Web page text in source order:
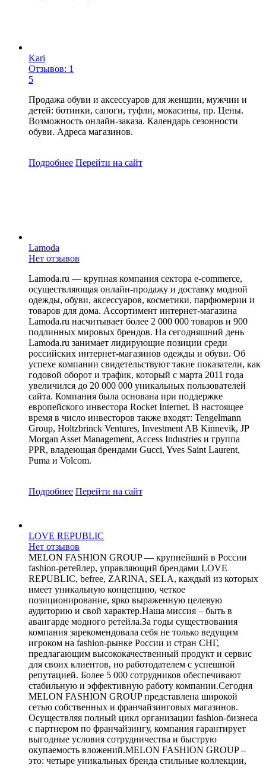
Kari
Отзывов: 1
5
Продажа обуви и аксессуаров для женщин, мужчин и
детей: ботинки, сапоги, туфли, мокасины, пр. Цены.
Возможность онлайн-заказа. Календарь сезонности
обуви. Адреса магазинов.
Подробнее Перейти на сайт
Lamoda
Нет отзывов
Lamoda.ru — крупная компания сектора e-commerce,
осуществляющая онлайн-продажу и доставку модной
одежды, обуви, аксессуаров, косметики, парфюмерии и
товаров для дома. Ассортимент интернет-магазина
Lamoda.ru насчитывает более 2 000 000 товаров и 900
подлинных мировых брендов. На сегодняшний день
Lamoda.ru занимает лидирующие позиции среди
российских интернет-магазинов одежды и обуви. Об
успехе компании свидетельствуют такие показатели, как
годовой оборот и трафик, который с марта 2011 года
увеличился до 20 000 000 уникальных пользователей
сайта. Компания была основана при поддержке
европейского инвестора Rocket Internet. В настоящее
время в число инвесторов также входят: Tengelmann
Group, Holtzbrinck Ventures, Investment AB Kinnevik, JP
Morgan Asset Management, Access Industries и группа
PPR, владеющая брендами Gucci, Yves Saint Laurent,
Puma и Volcom.
Подробнее Перейти на сайт
LOVE REPUBLIC
Нет отзывов
MELON FASHION GROUP — крупнейший в России
fashion-ретейлер, управляющий брендами LOVE
REPUBLIC, befree, ZARINA, SELA, каждый из которых
имеет уникальную концепцию, четкое
позиционирование, ярко выраженную целевую
аудиторию и свой характер.Наша миссия – быть в
авангарде модного ретейла.За годы существования
компания зарекомендовала себя не только ведущим
игроком на fashion-рынке России и стран СНГ,
предлагающим высококачественный продукт и сервис
для своих клиентов, но работодателем с успешной
репутацией. Более 5 000 сотрудников обеспечивают
стабильную и эффективную работу компании.Сегодня
MELON FASHION GROUP представлена широкой
сетью собственных и франчайзинговых магазинов.
Осуществляя полный цикл организации fashion-бизнеса
с партнером по франчайзингу, компания гарантирует
выгодные условия сотрудничества и быструю
окупаемость вложений.MELON FASHION GROUP –
это: четыре уникальных бренда стильные коллекции,